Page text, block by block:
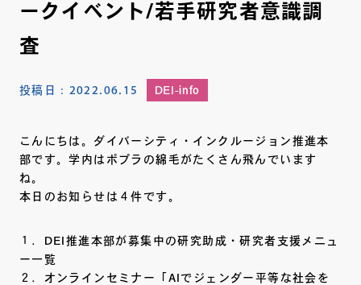
ークイベント/若手研究者意識調
査
投稿日： 2022.06.15 DEI-info
こんにちは。ダイバーシティ・インクルージョン推進本
部です。学内はポプラの綿毛がたくさん飛んでいます
ね。
本日のお知らせは４件です。
１．DEI推進本部が募集中の研究助成・研究者支援メニュ
ー一覧
２．オンラインセミナー「AIでジェンダー平等な社会を